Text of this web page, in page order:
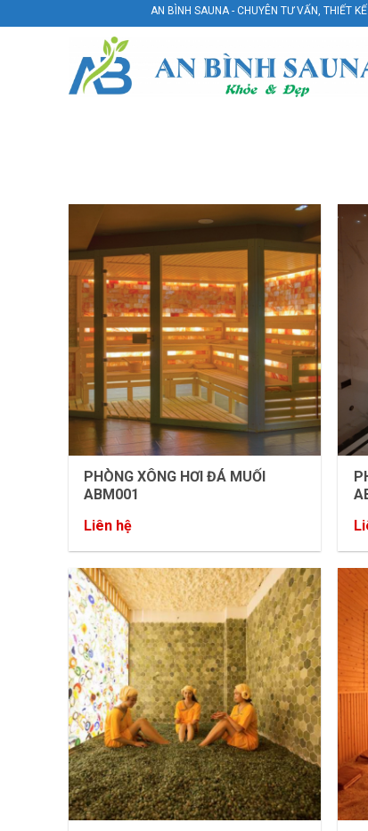
to
AN BÌNH SAUNA - CHUYÊN TƯ VẤN, THIẾT KẾ PHÒNG XÔNG HƠI
PHÒNG XÔNG HƠI ĐÁ MUỐI
ABM001
Liên hệ